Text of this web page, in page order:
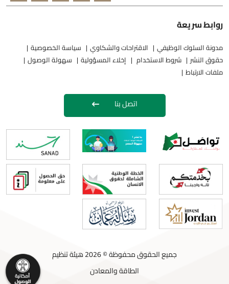
روابط سريعة
مدونة السلوك الوظيفي الاقتراحات والشكاوي
سياسة الخصوصية
حقوق النشر
شروط الاستخدام إخلاء المسؤولية
سهولة الوصول
ملفات الارتباط
اتصل بنا
جميع الحقوق محفوظة © 2026 هيئة تنظيم
الطاقة والمعادن